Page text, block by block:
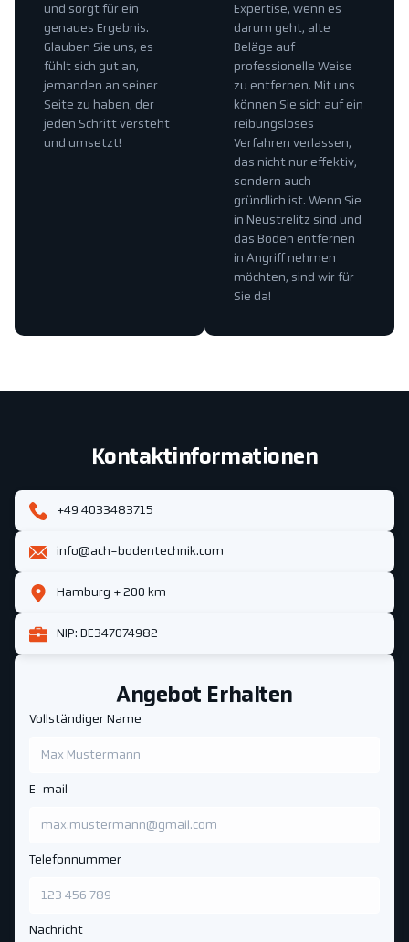
Expertise, wenn es
darum geht, alte
Beläge auf
professionelle Weise
zu entfernen. Mit uns
können Sie sich auf ein
reibungsloses
Verfahren verlassen,
das nicht nur effektiv,
sondern auch
gründlich ist. Wenn Sie
in Neustrelitz sind und
das Boden entfernen
in Angriff nehmen
möchten, sind wir für
Sie da!
und sorgt für ein
genaues Ergebnis.
Glauben Sie uns, es
fühlt sich gut an,
jemanden an seiner
Seite zu haben, der
jeden Schritt versteht
und umsetzt!
Angebot Erhalten
Vollständiger Name
E-mail
Telefonnummer
Nachricht
Kontaktinformationen
+49 4033483715
info@ach-bodentechnik.com
Hamburg + 200 km
NIP: DE347074982